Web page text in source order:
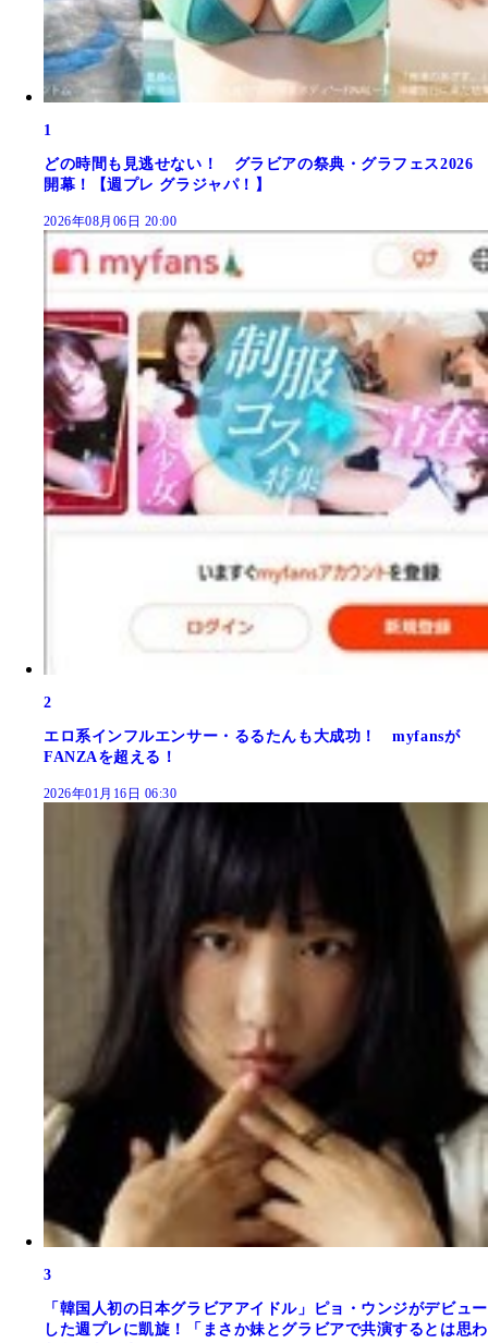
1
どの時間も見逃せない！ グラビアの祭典・グラフェス2026
開幕！【週プレ グラジャパ！】
2026年08月06日 20:00
2
エロ系インフルエンサー・るるたんも大成功！ myfansが
FANZAを超える！
2026年01月16日 06:30
3
「韓国人初の日本グラビアアイドル」ピョ・ウンジがデビュー
した週プレに凱旋！「まさか妹とグラビアで共演するとは思わ